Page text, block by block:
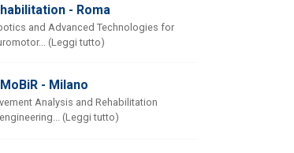
- Roma
and Advanced Technologies for
(Leggi tutto)
- Milano
Analysis and Rehabilitation
(Leggi tutto)